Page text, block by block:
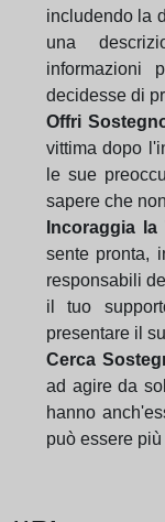
includendo la
una
informazioni
decidesse di
Offri
vittima dopo
le sue
sapere che
Incoraggia
sente pronta,
responsabili
il tuo
presentare il
Cerca
ad agire da
hanno
può essere